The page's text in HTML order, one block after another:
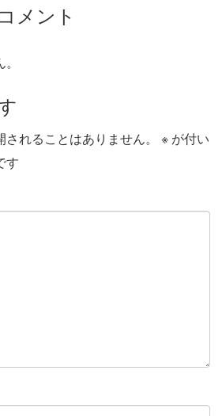
メント
れることはありません。 ※ が付い
す